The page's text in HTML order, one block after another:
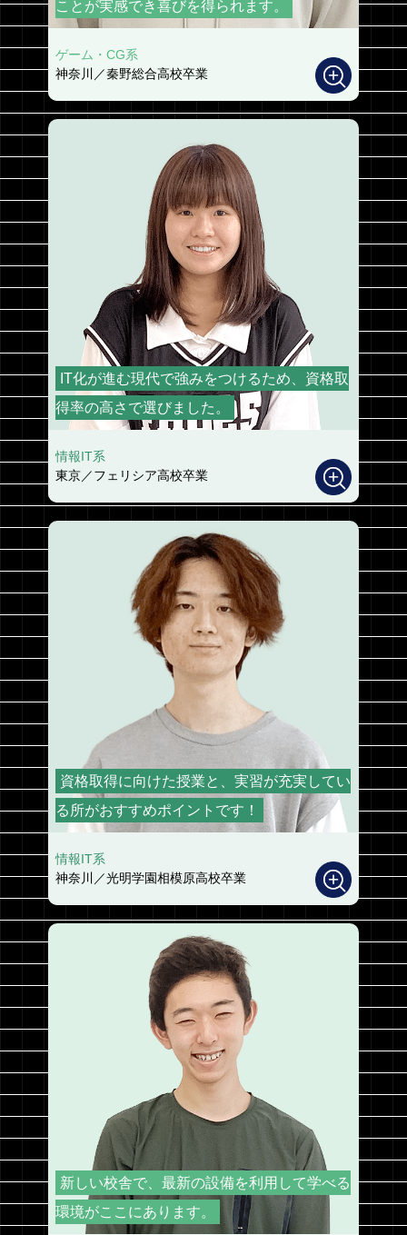
ことが実感でき喜びを得られます。
ゲーム・CG系
神奈川／秦野総合高校卒業
IT化が進む現代で強みをつけるため、資格取
得率の高さで選びました。
情報IT系
東京／フェリシア高校卒業
資格取得に向けた授業と、実習が充実してい
る所がおすすめポイントです！
情報IT系
神奈川／光明学園相模原高校卒業
新しい校舎で、最新の設備を利用して学べる
環境がここにあります。